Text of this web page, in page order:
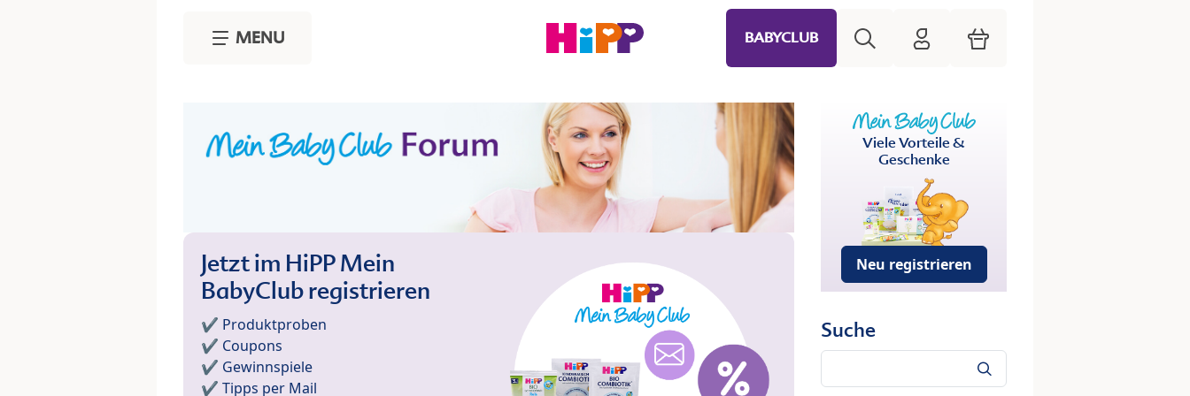
MENU BABYCLUB HiPP Mein Babyclub
Warenkorb
Jetzt im HiPP Mein
BabyClub registrieren
✔️ Produktproben
✔️ Coupons
✔️ Gewinnspiele
✔️ Tipps per Mail
Viele Vorteile &
Geschenke
Neu registrieren
Suche